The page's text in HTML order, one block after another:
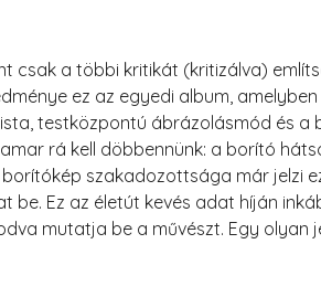
csak a többi kritikát (kritizálva)
ez az egyedi album,
testközpontú ábrázolásmód és a
rá kell döbbennünk: a borító
szakadozottsága már jelzi
Ez az életút kevés adat híján
mutatja be a művészt. Egy olyan